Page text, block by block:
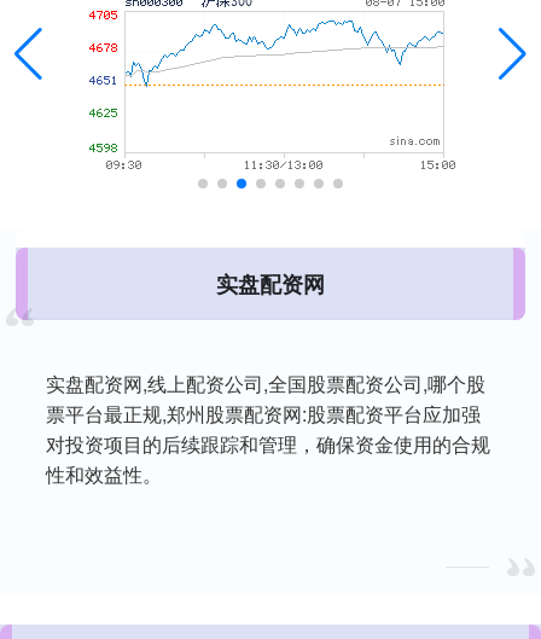
实盘配资网
实盘配资网,线上配资公司,全国股票配资公司,哪个股
票平台最正规,郑州股票配资网:股票配资平台应加强
对投资项目的后续跟踪和管理，确保资金使用的合规
性和效益性。